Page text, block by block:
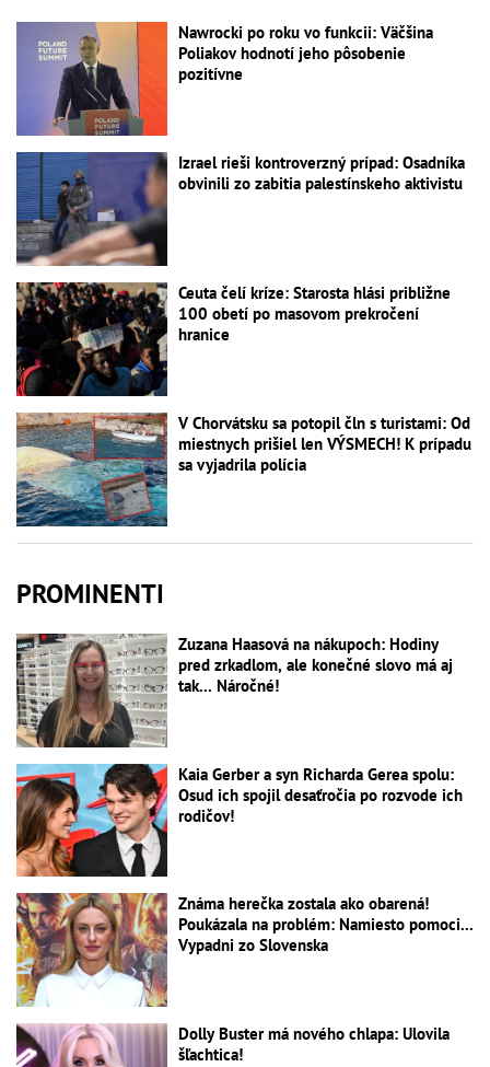
Nawrocki po roku vo funkcii: Väčšina
Poliakov hodnotí jeho pôsobenie
pozitívne
Izrael rieši kontroverzný prípad: Osadníka
obvinili zo zabitia palestínskeho aktivistu
Ceuta čelí kríze: Starosta hlási približne
100 obetí po masovom prekročení
hranice
V Chorvátsku sa potopil čln s turistami: Od
miestnych prišiel len VÝSMECH! K prípadu
sa vyjadrila polícia
PROMINENTI
Zuzana Haasová na nákupoch: Hodiny
pred zrkadlom, ale konečné slovo má aj
tak... Náročné!
Kaia Gerber a syn Richarda Gerea spolu:
Osud ich spojil desaťročia po rozvode ich
rodičov!
Známa herečka zostala ako obarená!
Poukázala na problém: Namiesto pomoci...
Vypadni zo Slovenska
Dolly Buster má nového chlapa: Ulovila
šľachtica!